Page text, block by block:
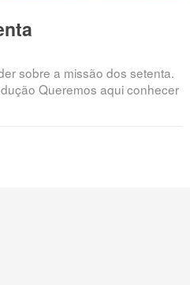
sobre a missão dos setenta.
Queremos aqui conhecer